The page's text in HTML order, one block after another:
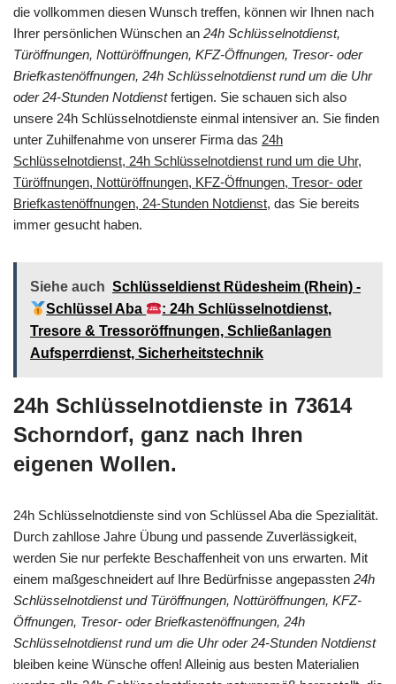
die vollkommen diesen Wunsch treffen, können wir Ihnen nach
Ihrer persönlichen Wünschen an 24h Schlüsselnotdienst,
Türöffnungen, Nottüröffnungen, KFZ-Öffnungen, Tresor- oder
Briefkastenöffnungen, 24h Schlüsselnotdienst rund um die Uhr
oder 24-Stunden Notdienstfertigen. Sie schauen sich also
unsere 24h Schlüsselnotdienste einmal intensiver an. Sie finden
unter Zuhilfenahme von unserer Firma das 24h
Schlüsselnotdienst, 24h Schlüsselnotdienst rund um die Uhr,
Türöffnungen, Nottüröffnungen, KFZ-Öffnungen, Tresor- oder
Briefkastenöffnungen, 24-Stunden Notdienst, das Sie bereits
immer gesucht haben.
Siehe auch Schlüsseldienst Rüdesheim (Rhein) -
Schlüssel Aba
: 24h Schlüsselnotdienst,
Tresore & Tressoröffnungen, Schließanlagen
Aufsperrdienst, Sicherheitstechnik
24h Schlüsselnotdienste in 73614
Schorndorf, ganz nach Ihren
eigenen Wollen.
24h Schlüsselnotdienste sind von Schlüssel Aba die Spezialität.
Durch zahllose Jahre Übung und passende Zuverlässigkeit,
werden Sie nur perfekte Beschaffenheit von uns erwarten. Mit
einem maßgeschneidert auf Ihre Bedürfnisse angepassten 24h
Schlüsselnotdienst und Türöffnungen, Nottüröffnungen, KFZ-
Öffnungen, Tresor- oder Briefkastenöffnungen, 24h
Schlüsselnotdienst rund um die Uhr oder 24-Stunden Notdienst
bleiben keine Wünsche offen! Alleinig aus besten Materialien